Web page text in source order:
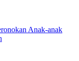
Anak-anak